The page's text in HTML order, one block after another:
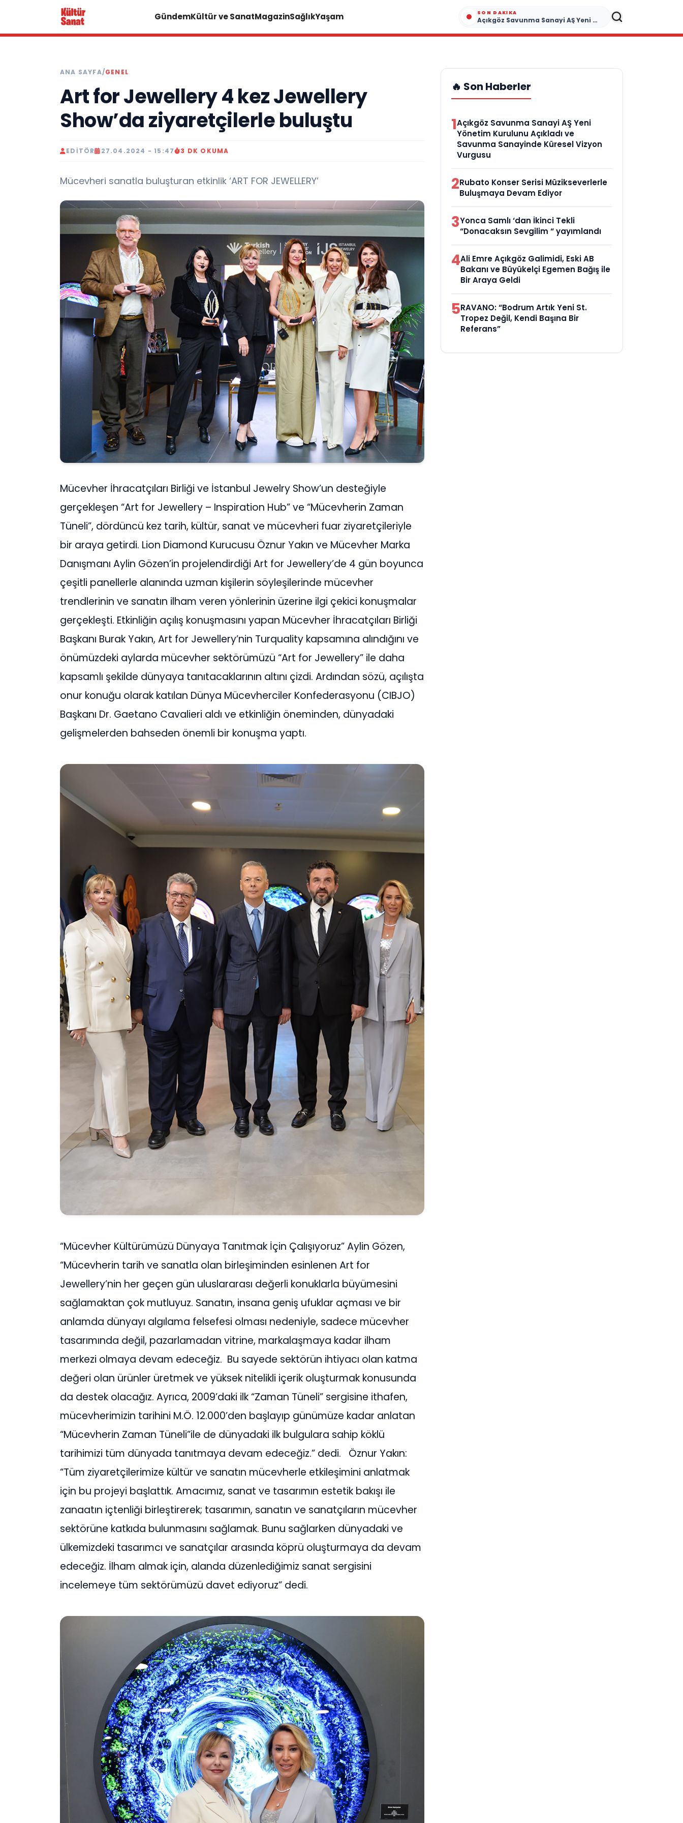
GündemKültür ve SanatMagazinSağlıkYaşam SON DAKIKA
Açıkgöz Savunma Sanayi AŞ Yeni Yönetim Kurulunu Açıkladı ve Savunma Sanayinde Küresel Vizyon Vurgusu
ANA SAYFA/GENEL
Art for Jewellery 4 kez Jewellery
Show’da ziyaretçilerle buluştu
EDITÖR 27.04.2024 - 15:47 3 DK OKUMA
Mücevheri sanatla buluşturan etkinlik ‘ART FOR JEWELLERY’
Mücevher İhracatçıları Birliği ve İstanbul Jewelry Show’un desteğiyle
gerçekleşen “Art for Jewellery – Inspiration Hub” ve “Mücevherin Zaman
Tüneli”, dördüncü kez tarih, kültür, sanat ve mücevheri fuar ziyaretçileriyle
bir araya getirdi. Lion Diamond Kurucusu Öznur Yakın ve Mücevher Marka
Danışmanı Aylin Gözen’in projelendirdiği Art for Jewellery’de 4 gün boyunca
çeşitli panellerle alanında uzman kişilerin söyleşilerinde mücevher
trendlerinin ve sanatın ilham veren yönlerinin üzerine ilgi çekici konuşmalar
gerçekleşti. Etkinliğin açılış konuşmasını yapan Mücevher İhracatçıları Birliği
Başkanı Burak Yakın, Art for Jewellery’nin Turquality kapsamına alındığını ve
önümüzdeki aylarda mücevher sektörümüzü “Art for Jewellery” ile daha
kapsamlı şekilde dünyaya tanıtacaklarının altını çizdi. Ardından sözü, açılışta
onur konuğu olarak katılan Dünya Mücevherciler Konfederasyonu (CIBJO)
Başkanı Dr. Gaetano Cavalieri aldı ve etkinliğin öneminden, dünyadaki
gelişmelerden bahseden önemli bir konuşma yaptı.
“Mücevher Kültürümüzü Dünyaya Tanıtmak İçin Çalışıyoruz” Aylin Gözen,
“Mücevherin tarih ve sanatla olan birleşiminden esinlenen Art for
Jewellery’nin her geçen gün uluslararası değerli konuklarla büyümesini
sağlamaktan çok mutluyuz. Sanatın, insana geniş ufuklar açması ve bir
anlamda dünyayı algılama felsefesi olması nedeniyle, sadece mücevher
tasarımında değil, pazarlamadan vitrine, markalaşmaya kadar ilham
merkezi olmaya devam edeceğiz. Bu sayede sektörün ihtiyacı olan katma
değeri olan ürünler üretmek ve yüksek nitelikli içerik oluşturmak konusunda
da destek olacağız. Ayrıca, 2009’daki ilk “Zaman Tüneli” sergisine ithafen,
mücevherimizin tarihini M.Ö. 12.000’den başlayıp günümüze kadar anlatan
“Mücevherin Zaman Tüneli”ile de dünyadaki ilk bulgulara sahip köklü
tarihimizi tüm dünyada tanıtmaya devam edeceğiz.” dedi. Öznur Yakın:
“Tüm ziyaretçilerimize kültür ve sanatın mücevherle etkileşimini anlatmak
için bu projeyi başlattık. Amacımız, sanat ve tasarımın estetik bakışı ile
zanaatın içtenliği birleştirerek; tasarımın, sanatın ve sanatçıların mücevher
sektörüne katkıda bulunmasını sağlamak. Bunu sağlarken dünyadaki ve
ülkemizdeki tasarımcı ve sanatçılar arasında köprü oluşturmaya da devam
edeceğiz. İlham almak için, alanda düzenlediğimiz sanat sergisini
incelemeye tüm sektörümüzü davet ediyoruz” dedi.
🔥 Son Haberler
1Açıkgöz Savunma Sanayi AŞ Yeni
Yönetim Kurulunu Açıkladı ve
Savunma Sanayinde Küresel Vizyon
Vurgusu
2Rubato Konser Serisi Müzikseverlerle
Buluşmaya Devam Ediyor
3Yonca Samlı ‘dan İkinci Tekli
“Donacaksın Sevgilim “ yayımlandı
4Ali Emre Açıkgöz Galimidi, Eski AB
Bakanı ve Büyükelçi Egemen Bağış ile
Bir Araya Geldi
5RAVANO: “Bodrum Artık Yeni St.
Tropez Değil, Kendi Başına Bir
Referans”